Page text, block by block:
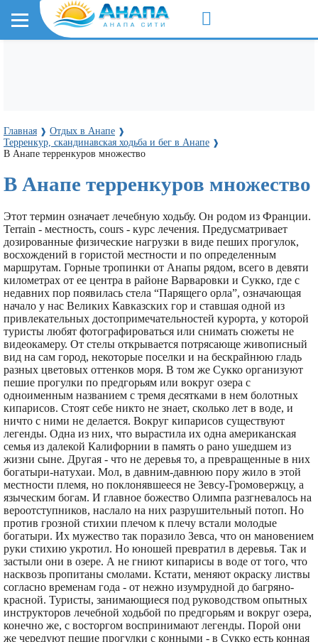
Главная ❱ Отдых в Анапе ❱
Терренкур, скандинавская ходьба и бег в Анапе ❱
В Анапе терренкуров множество
В Анапе терренкуров множество
Этот термин означает лечебную ходьбу. Он родом из Франции.
Terrain - местность, cours - курс лечения. Предусматривает
дозированные физические нагрузки в виде пеших прогулок,
восхождений в гористой местности и по определенным
маршрутам. Горные тропинки от Анапы рядом, всего в девяти
километрах от ее центра в районе Варваровки и Сукко, где с
недавних пор появилась стела “Парящего орла”, означающая
начало у нас Великих Кавказских гор и ставшая одной из
привлекательных достопримечательностей курорта, у которой
туристы любят фотографироваться или снимать сюжеты не
видеокамеру. От стелы открывается потрясающе живописный
вид на сам город, некоторые поселки и на бескрайнюю гладь
разных цветовых оттенков моря. В том же Сукко организуют
пешие прогулки по предгорьям или вокруг озера с
одноименным названием с тремя десятками в нем болотных
кипарисов. Стоят себе никто не знает, сколько лет в воде, и
ничто с ними не делается. Вокруг кипарисов существуют
легенды. Одна из них, что вырастила их одна американская
семья из далекой Калифорнии в память о рано ушедшем из
жизни сыне. Другая - что не деревья то, а превращенные в них
богатыри-натухаи. Мол, в давним-давнюю пору жило в этой
местности племя, но поклонявшееся не Зевсу-Громовержцу, а
языческим богам. И главное божество Олимпа разгневалось на
вероотступников, наслало на них разрушительный потоп. Но
против грозной стихии плечом к плечу встали молодые
богатыри. Их мужество так поразило Зевса, что он мановением
руки стихию укротил. Но юношей превратил в деревья. Так и
застыли они в озере. А не гниют кипарисы в воде от того, что
насквозь пропитаны смолами. Кстати, меняют окраску листвы
согласно временам года - от нежно изумрудной до багряно-
красной. Туристы, занимающиеся под руководством опытных
инструкторов лечебной ходьбой по предгорьям и вокруг озера,
конечно же, с восторгом воспринимают легенды. Порой они
же чередуют пешие прогулки с конными - в Сукко есть конная